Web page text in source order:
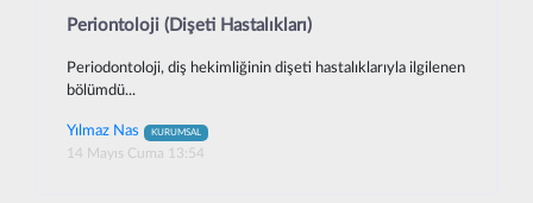
Periontoloji (Dişeti Hastalıkları)
Periodontoloji, diş hekimliğinin dişeti hastalıklarıyla ilgilenen
bölümdü...
Yılmaz Nas KURUMSAL
14 Mayıs Cuma 13:54